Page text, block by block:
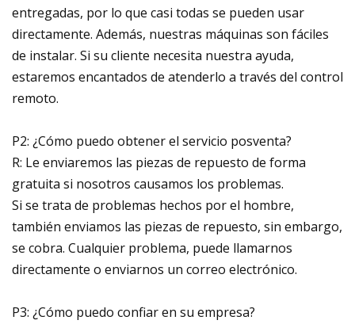
entregadas, por lo que casi todas se pueden usar
directamente. Además, nuestras máquinas son fáciles
de instalar. Si su cliente necesita nuestra ayuda,
estaremos encantados de atenderlo a través del control
remoto.
P2: ¿Cómo puedo obtener el servicio posventa?
R: Le enviaremos las piezas de repuesto de forma
gratuita si nosotros causamos los problemas.
Si se trata de problemas hechos por el hombre,
también enviamos las piezas de repuesto, sin embargo,
se cobra. Cualquier problema, puede llamarnos
directamente o enviarnos un correo electrónico.
P3: ¿Cómo puedo confiar en su empresa?